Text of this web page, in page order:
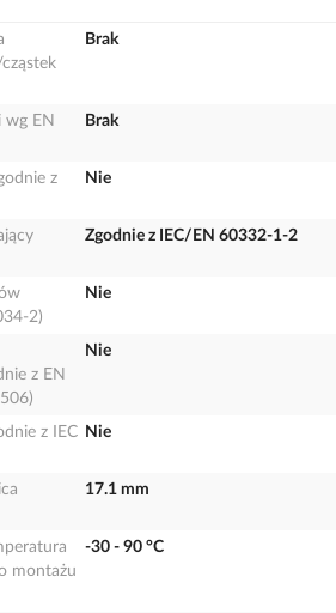
Brak
wg EN
Brak
z
Nie
Zgodnie z IEC/EN 60332-1-2
2)
Nie
z EN
Nie
z IEC
Nie
17.1 mm
montażu
-30 - 90 °C